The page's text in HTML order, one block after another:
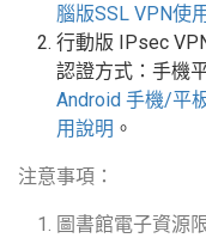
腦版SSL VPN使
行動版
IPsec
認證方式：手機
Android 手機/平
用說明 。
注意事項：
圖書館電子資源